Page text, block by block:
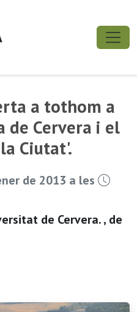
a tothom a
de Cervera i el
Ciutat'.
de 2013 a les
de Cervera. , de